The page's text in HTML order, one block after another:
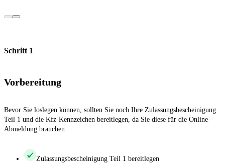
Schritt 1
Vorbereitung
Bevor Sie loslegen können, sollten Sie noch Ihre Zulassungsbescheinigung
Teil 1 und die Kfz-Kennzeichen bereitlegen, da Sie diese für die Online-
Abmeldung brauchen.
Zulassungsbescheinigung Teil 1 bereitlegen